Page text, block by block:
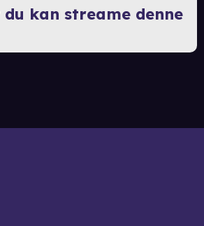
du kan streame denne